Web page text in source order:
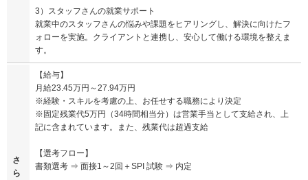
3）スタッフさんの就業サポート
就業中のスタッフさんの悩みや課題をヒアリングし、解決に向けたフ
ォローを実施。クライアントと連携し、安心して働ける環境を整えま
す。
さ
ら
【給与】
月給23.45万円～27.94万円
※経験・スキルを考慮の上、お任せする職務により決定
※固定残業代5万円（34時間相当分）は営業手当として支給され、上
記に含まれています。また、残業代は超過支給
【選考フロー】
書類選考 ⇒ 面接1～2回＋SPI 試験 ⇒ 内定